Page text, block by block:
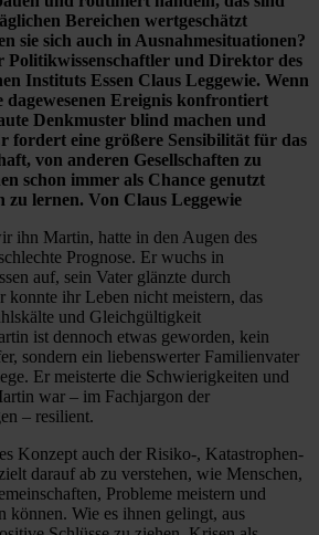
Bereichen wertgeschätzt
sie sich auch in Ausnahmesituationen?
Politikwissenschaftler und Direktor des
Instituts Essen Claus Leggewie. Wenn
Ereignis konfrontiert
Denkmuster blind machen und
fordert eine größere Sensibilität für das
von anderen Gesellschaften zu
schon immer als Chance genutzt
zu lernen. Von Claus Leggewie
ihn Martin, hatte in den Augen des
Prognose. Er wuchs in
auf, sein Vater glänzte durch
konnte ihr Leben nicht meistern, das
und Gleichgültigkeit
ist dennoch etwas geworden, kein
sondern ein liebenswerter Familienvater
Er meisterte die Schwierigkeiten und
war – im Fachjargon der
– resilient.
Konzept auch der Risiko-, Katastrophen-
darauf ab zu verstehen, wie Menschen,
Probleme meistern und
können. Wie es ihnen gelingt, aus